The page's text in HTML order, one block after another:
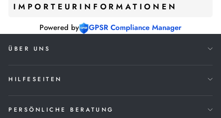
IMPORTEURINFORMATIONEN
Powered by GPSR Compliance Manager
ÜBER UNS
HILFESEITEN
PERSÖNLICHE BERATUNG